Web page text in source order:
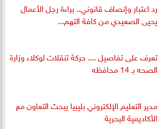
رد اعتبار وإنصاف قانوني.. براءة رجل الأعمال
يحيى الصعيدي من كافة التهم...
تعرف على تفاصيل .... حركة تنقلات لوكلاء وزارة
الصحه بـ 14 محافظه
مدير التعليم الإلكتروني بليبيا يبحث التعاون مع
الأكاديمية البحرية